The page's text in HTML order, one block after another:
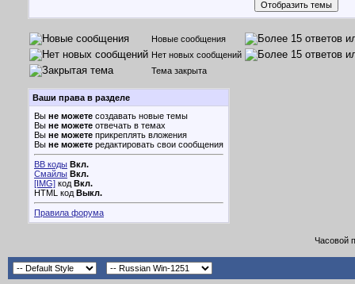
Новые сообщения
Нет новых сообщений
Тема закрыта
Ваши права в разделе
Вы не можете создавать новые темы
Вы не можете отвечать в темах
Вы не можете прикреплять вложения
Вы не можете редактировать свои сообщения
BB коды Вкл.
Смайлы Вкл.
[IMG] код Вкл.
HTML код Выкл.
Правила форума
Часовой